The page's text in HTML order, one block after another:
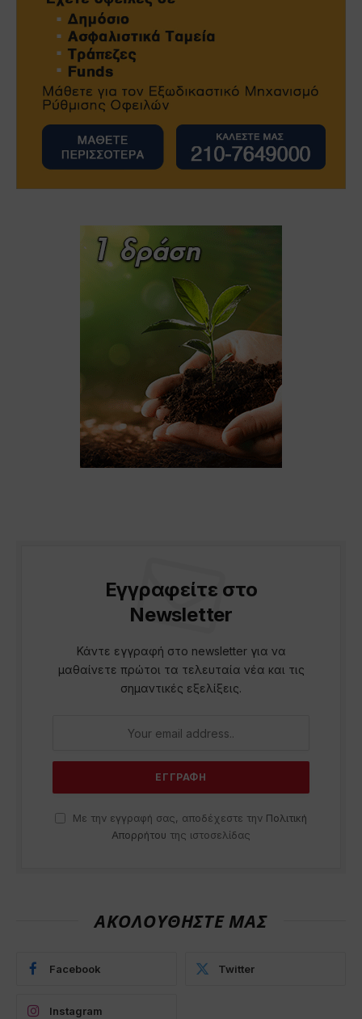
Εγγραφείτε στο
Newsletter
Κάντε εγγραφή στο newsletter για να
μαθαίνετε πρώτοι τα τελευταία νέα και τις
σημαντικές εξελίξεις.
Με την εγγραφή σας, αποδέχεστε την Πολιτική
Απορρήτου της ιστοσελίδας
ΑΚΟΛΟΥΘΗΣΤΕ ΜΑΣ
Facebook Twitter
Instagram